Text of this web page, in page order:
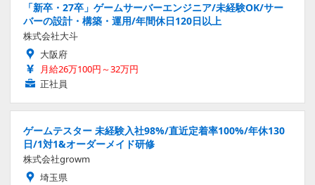
「新卒・27卒」ゲームサーバーエンジニア/未経験OK/サー
バーの設計・構築・運用/年間休日120日以上
株式会社大斗
大阪府
月給26万100円～32万円
正社員
ゲームテスター 未経験入社98%/直近定着率100%/年休130
日/1対1&オーダーメイド研修
株式会社growm
埼玉県